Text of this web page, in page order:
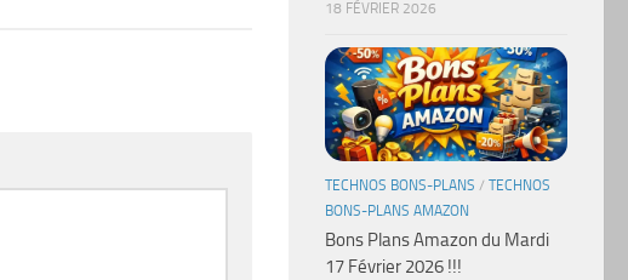
18 FÉVRIER 2026
TECHNOS BONS-PLANS / TECHNOS
BONS-PLANS AMAZON
Bons Plans Amazon du Mardi
17 Février 2026 !!!